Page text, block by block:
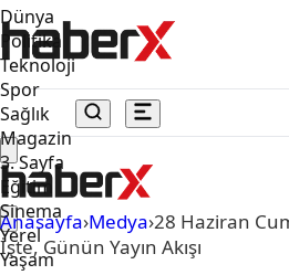
Dünya
Politika
Teknoloji
Spor
Sağlık
Magazin
3. Sayfa
Eğitim
Sinema
Yerel
Yaşam
Anasayfa›Medya›28 Haziran
İşte, Günün Yayın Akışı